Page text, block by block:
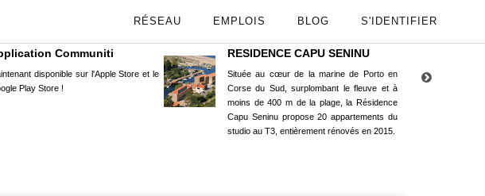
RÉSEAU EMPLOIS BLOG S'IDENTIFIER
Communiti
disponible sur l'Apple Store et le
Play Store !
RESIDENCE CAPU SENINU
Située au cœur de la marine de Porto en
Corse du Sud, surplombant le fleuve et à
moins de 400 m de la plage, la Résidence
Capu Seninu propose 20 appartements du
studio au T3, entièrement rénovés en 2015.